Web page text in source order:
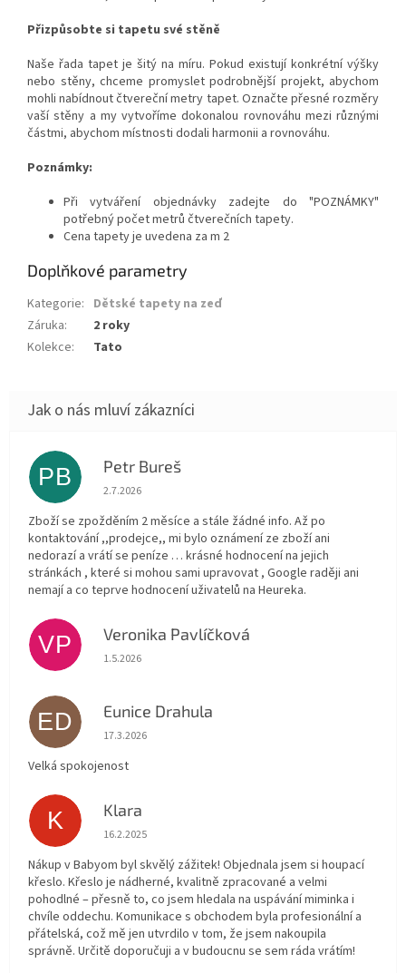
Přizpůsobte si tapetu své stěně
Naše řada tapet je šitý na míru. Pokud existují konkrétní výšky
nebo stěny, chceme promyslet podrobnější projekt, abychom
mohli nabídnout čtvereční metry tapet. Označte přesné rozměry
vaší stěny a my vytvoříme dokonalou rovnováhu mezi různými
částmi, abychom místnosti dodali harmonii a rovnováhu.
Poznámky:
Při vytváření objednávky zadejte do "POZNÁMKY"
potřebný počet metrů čtverečních tapety.
Cena tapety je uvedena za m 2
Doplňkové parametry
Kategorie: Dětské tapety na zeď
Záruka:
2 roky
Kolekce: Tato
PB Petr Bureš
Hodnocení obchodu je 1 z 5 hvězdiček.
2.7.2026
Zboží se zpožděním 2 měsíce a stále žádné info. Až po
kontaktování ,,prodejce,, mi bylo oznámení ze zboží ani
nedorazí a vrátí se peníze … krásné hodnocení na jejich
stránkách , které si mohou sami upravovat , Google raději ani
nemají a co teprve hodnocení uživatelů na Heureka.
VP Veronika Pavlíčková
Hodnocení obchodu je 5 z 5 hvězdiček.
1.5.2026
ED Eunice Drahula
Hodnocení obchodu je 5 z 5 hvězdiček.
17.3.2026
Velká spokojenost
K Klara
Hodnocení obchodu je 5 z 5 hvězdiček.
16.2.2025
Nákup v Babyom byl skvělý zážitek! Objednala jsem si houpací
křeslo. Křeslo je nádherné, kvalitně zpracované a velmi
pohodlné – přesně to, co jsem hledala na uspávání miminka i
chvíle oddechu. Komunikace s obchodem byla profesionální a
přátelská, což mě jen utvrdilo v tom, že jsem nakoupila
správně. Určitě doporučuji a v budoucnu se sem ráda vrátím!